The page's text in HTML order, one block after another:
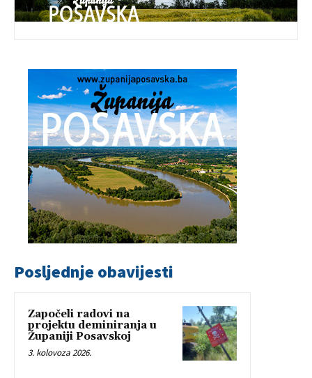
Posljednje obavijesti
Započeli radovi na
projektu deminiranja u
Županiji Posavskoj
3. kolovoza 2026.